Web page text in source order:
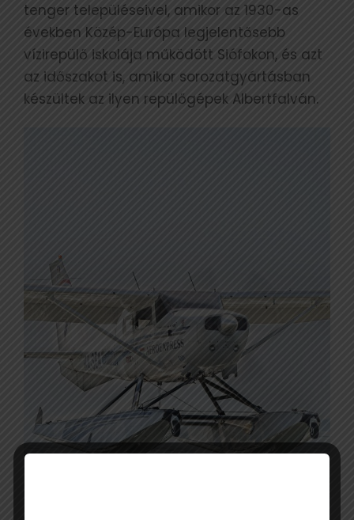
tenger településeivel, amikor az 1930-as
években Közép-Európa legjelentősebb
vízirepülő iskolája működött Siófokon, és azt
az időszakot is, amikor sorozatgyártásban
készültek az ilyen repülőgépek Albertfalván.